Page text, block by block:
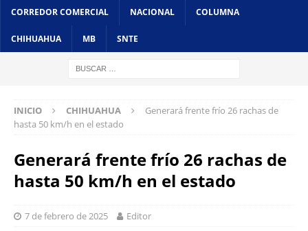
CORREDOR COMERCIAL NACIONAL COLUMNA
CHIHUAHUA MB SNTE
INICIO CHIHUAHUA
Generará frente frío 26 rachas de
hasta 50 km/h en el estado
Generará frente frío 26 rachas de
hasta 50 km/h en el estado
7 de febrero de 2025 Editor